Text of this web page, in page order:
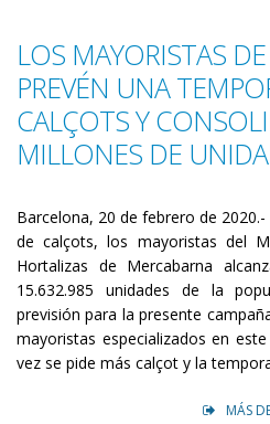
LOS MAYORISTAS
PREVÉN UNA
CALÇOTS Y
MILLONES DE
Barcelona, ​​20 de febrero de
de calçots, los mayoristas del
Hortalizas de Mercabarna
15.632.985 unidades de la
previsión para la presente
mayoristas especializados en
vez se pide más calçot y la
MÁS